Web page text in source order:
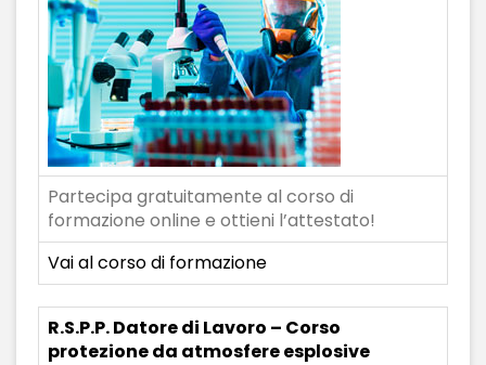
Partecipa gratuitamente al corso di
formazione online e ottieni l’attestato!
Vai al corso di formazione
R.S.P.P. Datore di Lavoro – Corso
protezione da atmosfere esplosive